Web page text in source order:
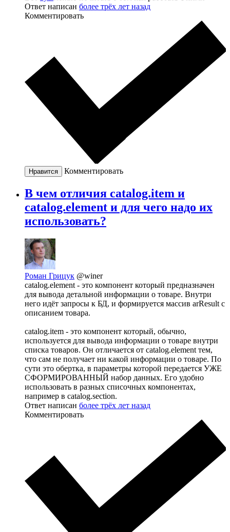
Ответ написан более трёх лет назад
Комментировать
Нравится Комментировать
В чем отличия catalog.item и
catalog.element и для чего надо их
использовать?
Роман Грицук @winer
catalog.element - это компонент который предназначен
для вывода детальной информации о товаре. Внутри
него идёт запросы к БД, и формируется массив arResult с
описанием товара.
catalog.item - это компонент который, обычно,
используется для вывода информации о товаре внутри
списка товаров. Он отличается от catalog.element тем,
что сам не получает ни какой информации о товаре. По
сути это обертка, в параметры которой передается УЖЕ
СФОРМИРОВАННЫЙ набор данных. Его удобно
использовать в разных списочных компонентах,
например в catalog.section.
Ответ написан более трёх лет назад
Комментировать